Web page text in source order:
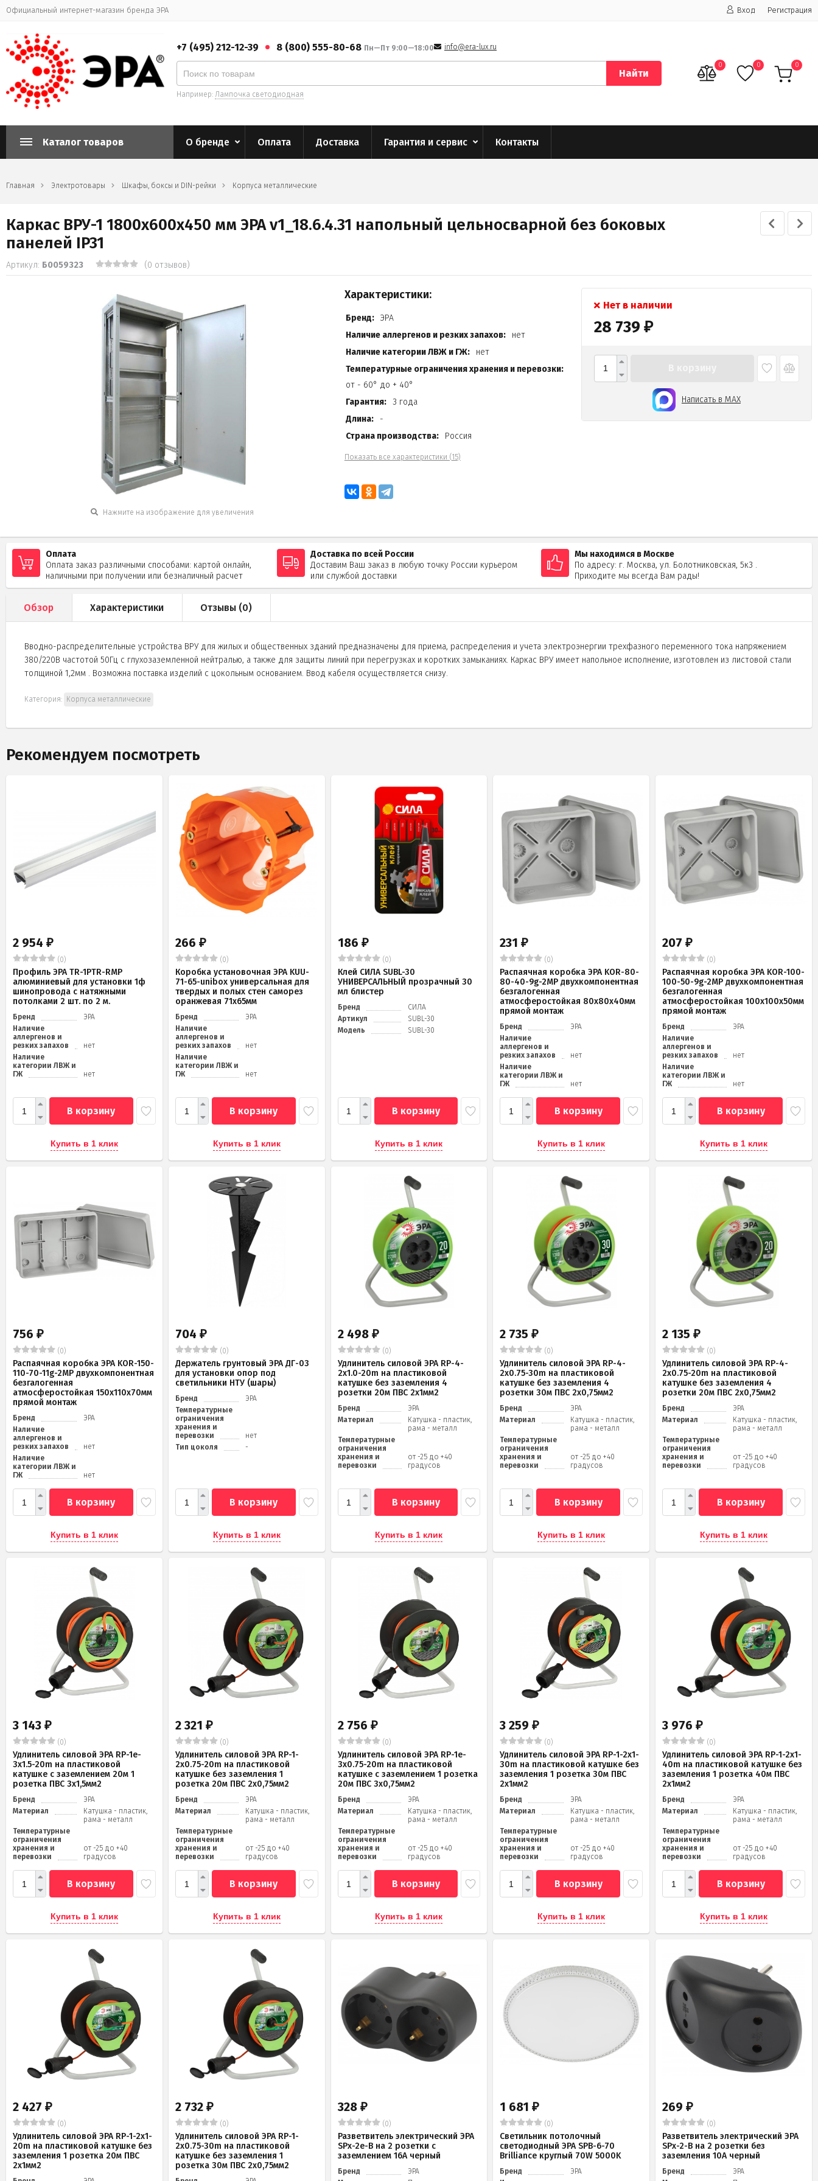
Официальный интернет-магазин бренда ЭРА Вход Регистрация
+7 (495) 212-12-39 8 (800) 555-80-68 Пн—Пт 9:00—18:00 info@era-lux.ru
Найти
Например: Лампочка светодиодная
0 0 0
Каталог товаров О бренде Оплата Доставка Гарантия и сервис Контакты
Главная Электротовары Шкафы, боксы и DIN-рейки Корпуса металлические
Каркас ВРУ-1 1800х600х450 мм ЭРА v1_18.6.4.31 напольный цельносварной без боковых
панелей IP31
Артикул: Б0059323 (0 отзывов)
Нажмите на изображение для увеличения
Характеристики:
Бренд: ЭРА
Наличие аллергенов и резких запахов:
нет
Наличие категории ЛВЖ и ГЖ:
нет
Температурные ограничения хранения и перевозки:
от - 60° до + 40°
Гарантия: 3 года
Длина:
-
Страна производства:
Россия
Показать все характеристики (15)
Нет в наличии
28 739 ₽
Написать в MAX
Оплата
Оплата заказ различными способами: картой онлайн,
наличными при получении или безналичный расчет
Доставка по всей России
Доставим Ваш заказ в любую точку России курьером
или службой доставки
Мы находимся в Москве
По адресу: г. Москва, ул. Болотниковская, 5к3 .
Приходите мы всегда Вам рады!
Обзор Характеристики Отзывы (0)
Вводно-распределительные устройства ВРУ для жилых и общественных зданий предназначены для приема, распределения и учета электроэнергии трехфазного переменного тока напряжением
380/220В частотой 50Гц с глухозаземленной нейтралью, а также для защиты линий при перегрузках и коротких замыканиях. Каркас ВРУ имеет напольное исполнение, изготовлен из листовой стали
толщиной 1,2мм . Возможна поставка изделий с цокольным основанием. Ввод кабеля осуществляется снизу.
Категория: Корпуса металлические
Рекомендуем посмотреть
2 954 ₽
(0)
Профиль ЭРА TR-1PTR-RMP
алюминиевый для установки 1ф
шинопровода с натяжными
потолками 2 шт. по 2 м.
Бренд
ЭРА
Наличие
аллергенов и
резких запахов
нет
Наличие
категории ЛВЖ и
ГЖ
нет
В корзину
Купить в 1 клик
266 ₽
(0)
Коробка установочная ЭРА KUU-
71-65-unibox универсальная для
твердых и полых стен саморез
оранжевая 71х65мм
Бренд
ЭРА
Наличие
аллергенов и
резких запахов
нет
Наличие
категории ЛВЖ и
ГЖ
нет
В корзину
Купить в 1 клик
186 ₽
(0)
Клей СИЛА SUBL-30
УНИВЕРСАЛЬНЫЙ прозрачный 30
мл блистер
Бренд
СИЛА
Артикул
SUBL-30
Модель
SUBL-30
В корзину
Купить в 1 клик
231₽
(0)
Распаячная коробка ЭРА KOR-80-
80-40-9g-2MP двухкомпонентная
безгалогенная
атмосферостойкая 80х80х40мм
прямой монтаж
Бренд
ЭРА
Наличие
аллергенов и
резких запахов
нет
Наличие
категории ЛВЖ и
ГЖ
нет
В корзину
Купить в 1 клик
207₽
(0)
Распаячная коробка ЭРА KOR-100-
100-50-9g-2MP двухкомпонентная
безгалогенная
атмосферостойкая 100х100х50мм
прямой монтаж
Бренд
ЭРА
Наличие
аллергенов и
резких запахов
нет
Наличие
категории ЛВЖ и
ГЖ
нет
В корзину
Купить в 1 клик
756 ₽
(0)
Распаячная коробка ЭРА KOR-150-
110-70-11g-2MP двухкомпонентная
безгалогенная
атмосферостойкая 150х110х70мм
прямой монтаж
Бренд
ЭРА
Наличие
аллергенов и
резких запахов
нет
Наличие
категории ЛВЖ и
ГЖ
нет
В корзину
Купить в 1 клик
704 ₽
(0)
Держатель грунтовый ЭРА ДГ-03
для установки опор под
светильники НТУ (шары)
Бренд
ЭРА
Температурные
ограничения
хранения и
перевозки
нет
Тип цоколя
-
В корзину
Купить в 1 клик
2 498 ₽
(0)
Удлинитель силовой ЭРА RP-4-
2x1.0-20m на пластиковой
катушке без заземления 4
розетки 20м ПВС 2х1мм2
Бренд
ЭРА
Материал
Катушка - пластик,
рама - металл
Температурные
ограничения
хранения и
перевозки
от -25 до +40
градусов
В корзину
Купить в 1 клик
2 735₽
(0)
Удлинитель силовой ЭРА RP-4-
2x0.75-30m на пластиковой
катушке без заземления 4
розетки 30м ПВС 2х0,75мм2
Бренд
ЭРА
Материал
Катушка - пластик,
рама - металл
Температурные
ограничения
хранения и
перевозки
от -25 до +40
градусов
В корзину
Купить в 1 клик
2 135₽
(0)
Удлинитель силовой ЭРА RP-4-
2x0.75-20m на пластиковой
катушке без заземления 4
розетки 20м ПВС 2х0,75мм2
Бренд
ЭРА
Материал
Катушка - пластик,
рама - металл
Температурные
ограничения
хранения и
перевозки
от -25 до +40
градусов
В корзину
Купить в 1 клик
3 143 ₽
(0)
Удлинитель силовой ЭРА RP-1e-
3x1.5-20m на пластиковой
катушке c заземлением 20м 1
розетка ПВС 3х1,5мм2
Бренд
ЭРА
Материал
Катушка - пластик,
рама - металл
Температурные
ограничения
хранения и
перевозки
от -25 до +40
градусов
В корзину
Купить в 1 клик
2 321 ₽
(0)
Удлинитель силовой ЭРА RP-1-
2x0.75-20m на пластиковой
катушке без заземления 1
розетка 20м ПВС 2х0,75мм2
Бренд
ЭРА
Материал
Катушка - пластик,
рама - металл
Температурные
ограничения
хранения и
перевозки
от -25 до +40
градусов
В корзину
Купить в 1 клик
2 756 ₽
(0)
Удлинитель силовой ЭРА RP-1e-
3х0.75-20m на пластиковой
катушке c заземлением 1 розетка
20м ПВС 3х0,75мм2
Бренд
ЭРА
Материал
Катушка - пластик,
рама - металл
Температурные
ограничения
хранения и
перевозки
от -25 до +40
градусов
В корзину
Купить в 1 клик
3 259₽
(0)
Удлинитель силовой ЭРА RP-1-2x1-
30m на пластиковой катушке без
заземления 1 розетка 30м ПВС
2x1мм2
Бренд
ЭРА
Материал
Катушка - пластик,
рама - металл
Температурные
ограничения
хранения и
перевозки
от -25 до +40
градусов
В корзину
Купить в 1 клик
3 976₽
(0)
Удлинитель силовой ЭРА RP-1-2x1-
40m на пластиковой катушке без
заземления 1 розетка 40м ПВС
2x1мм2
Бренд
ЭРА
Материал
Катушка - пластик,
рама - металл
Температурные
ограничения
хранения и
перевозки
от -25 до +40
градусов
В корзину
Купить в 1 клик
2 427 ₽
(0)
Удлинитель силовой ЭРА RP-1-2x1-
20m на пластиковой катушке без
заземления 1 розетка 20м ПВС
2х1мм2
2 732 ₽
(0)
Удлинитель силовой ЭРА RP-1-
2x0.75-30m на пластиковой
катушке без заземления 1
розетка 30м ПВС 2х0,75мм2
328 ₽
(0)
Разветвитель электрический ЭРА
SPx-2e-B на 2 розетки с
заземлением 16А черный
Бренд
ЭРА
1 681₽
(0)
Светильник потолочный
светодиодный ЭРА SPB-6-70
Brilliance круглый 70W 5000K
Бренд
ЭРА
269₽
(0)
Разветвитель электрический ЭРА
SPx-2-B на 2 розетки без
заземления 10А черный
Бренд
ЭРА